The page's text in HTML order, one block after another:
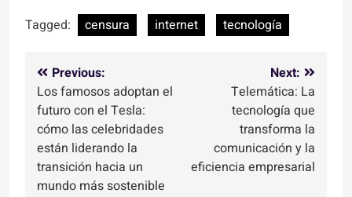
Tagged:
censura internet tecnología
Navegación
de
entradas
Previous:
Los famosos adoptan el
futuro con el Tesla:
cómo las celebridades
están liderando la
transición hacia un
mundo más sostenible
Next:
Telemática: La
tecnología que
transforma la
comunicación y la
eficiencia empresarial